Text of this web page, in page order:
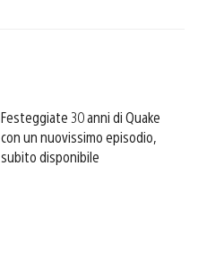
Festeggiate 30 anni di Quake
con un nuovissimo episodio,
subito disponibile